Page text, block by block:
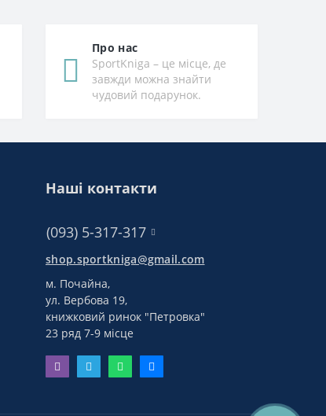
Про нас
SportKniga – це місце, де
завжди можна знайти
чудовий подарунок.
Наші контакти
(093) 5-317-317
shop.sportkniga@gmail.com
м. Почайна,
ул. Вербова 19,
книжковий ринок "Петровка"
23 ряд 7-9 місце